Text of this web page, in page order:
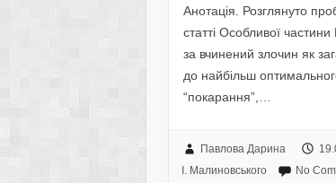
Анотація. Розглянуто
статті Особливої
за вчинений злочин як
до найбільш
“покарання”,…
Павлова Дарина
І. Малиновського
No